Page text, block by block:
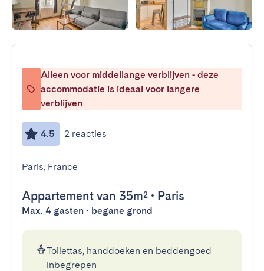
Alleen voor middellange verblijven - deze
accommodatie is ideaal voor langere
verblijven
4.5 2 reacties
Paris, France
Appartement van 35m² • Paris
Max. 4 gasten • begane grond
Toilettas, handdoeken en beddengoed
inbegrepen